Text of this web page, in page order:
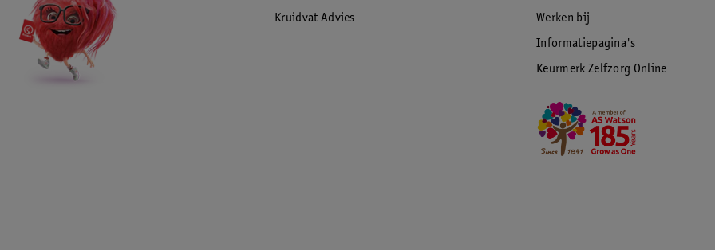
Kruidvat Advies
Werken bij
Informatiepagina's
Keurmerk Zelfzorg Online